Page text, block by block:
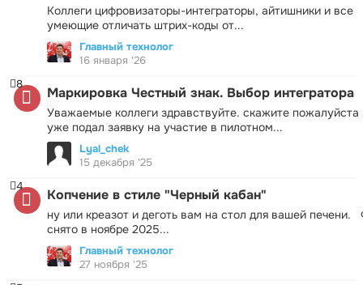
Коллеги цифровизаторы-интеграторы, айтишники и все
умеющие отличать штрих-коды от...
Главный технолог
16 января '26
Маркировка Честный знак. Выбор интегратора
Уважаемые коллеги здравствуйте. скажите пожалуйста
уже подал заявку на участие в пилотном...
8
Lyal_chek
15 декабря '25
Копчение в стиле "Черный кабан"
ну или креазот и деготь вам на стол для вашей печени.
снято в ноябре 2025...
4
Главный технолог
27 ноября '25